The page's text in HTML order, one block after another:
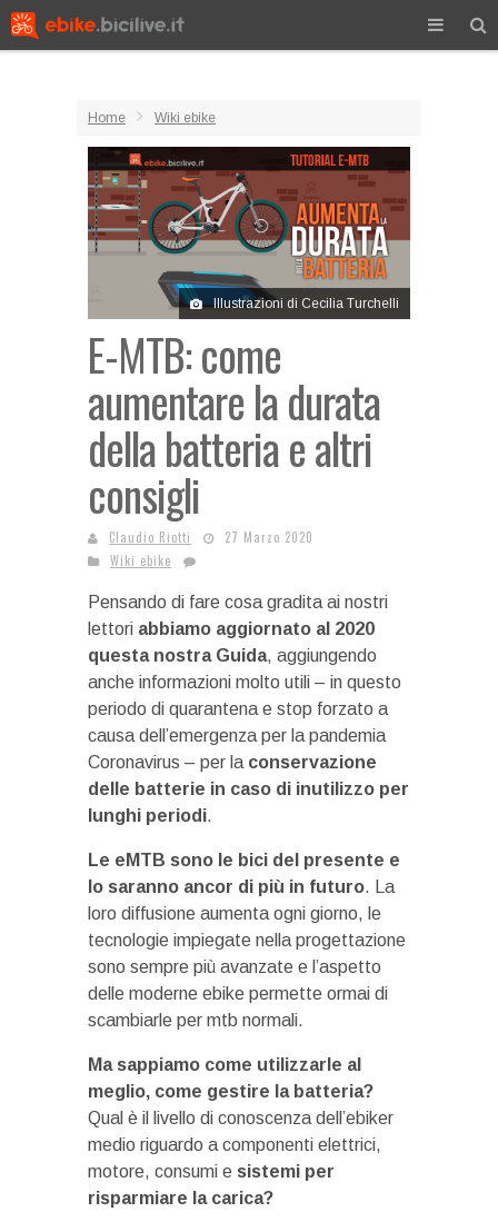
Home Wiki ebike
Illustrazioni di Cecilia Turchelli
E-MTB: come
aumentare la durata
della batteria e altri
consigli
Claudio Riotti
27 Marzo 2020
Wiki ebike
Pensando di fare cosa gradita ai nostri
lettori abbiamo aggiornato al 2020
questa nostra Guida, aggiungendo
anche informazioni molto utili – in questo
periodo di quarantena e stop forzato a
causa dell’emergenza per la pandemia
Coronavirus – per la conservazione
delle batterie in caso di inutilizzo per
lunghi periodi.
Le eMTB sono le bici del presente e
lo saranno ancor di più in futuro. La
loro diffusione aumenta ogni giorno, le
tecnologie impiegate nella progettazione
sono sempre più avanzate e l’aspetto
delle moderne ebike permette ormai di
scambiarle per mtb normali.
Ma sappiamo come utilizzarle al
meglio, come gestire la batteria?
Qual è il livello di conoscenza dell’ebiker
medio riguardo a componenti elettrici,
motore, consumi e sistemi per
risparmiare la carica?